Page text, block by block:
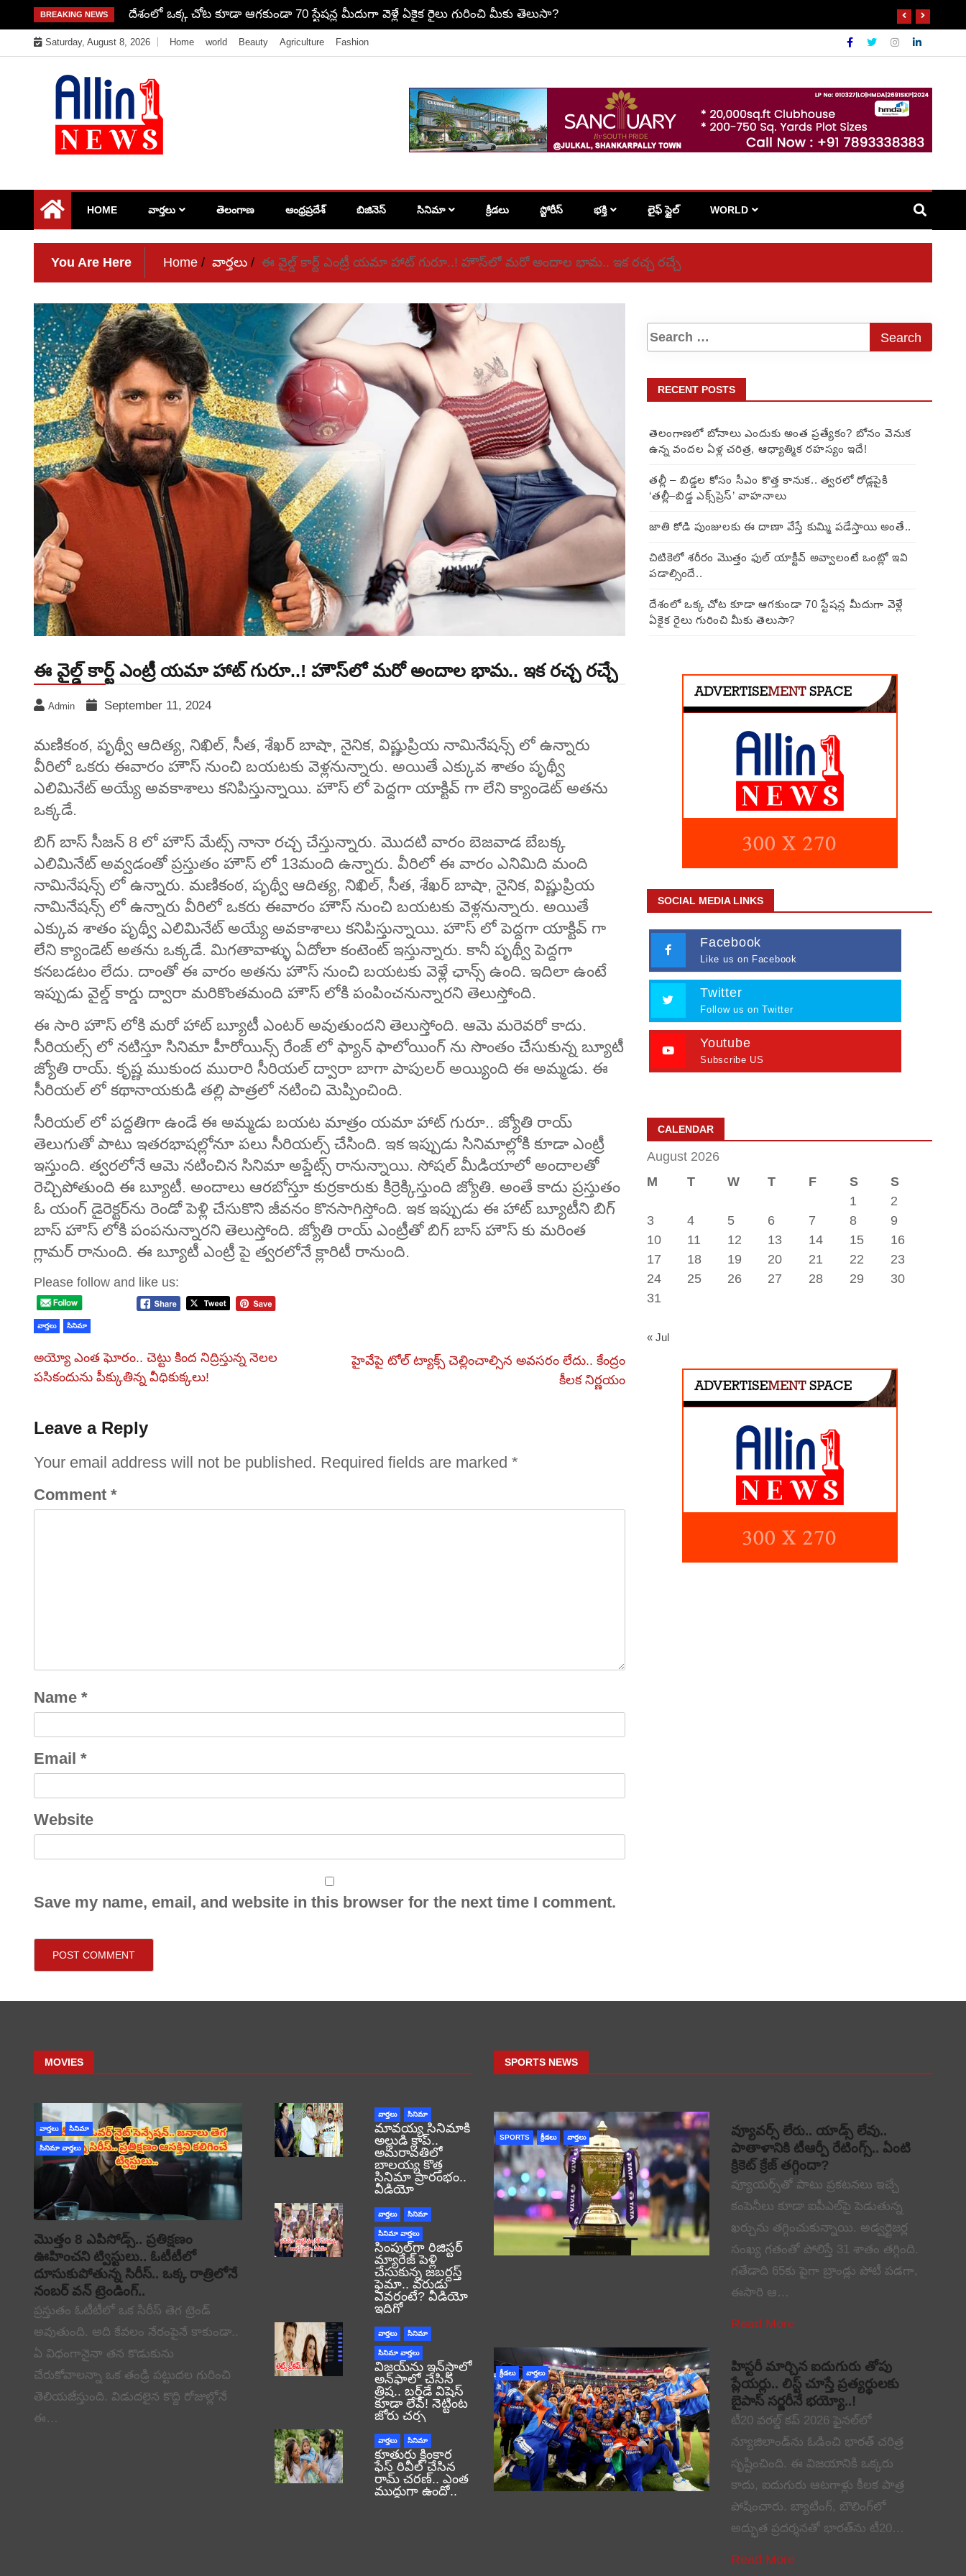
to
content
BREAKING NEWS దేశంలో ఒక్క చోట కూడా ఆగకుండా 70 స్టేషన్ల మీదుగా వెళ్లే ఏకైక రైలు గురించి మీకు తెలుసా?
Saturday, August 8, 2026 Home world Beauty Agriculture Fashion
HOME వార్తలు తెలంగాణ ఆంధ్రప్రదేశ్ బిజినెస్ సినిమా క్రీడలు స్టోరీస్ భక్తి లైఫ్ స్టైల్ WORLD
You Are Here Home వార్తలు ఈ వైల్డ్ కార్ట్ ఎంట్రీ యమా హాట్ గురూ..! హౌస్‌లో మరో అందాల భామ.. ఇక రచ్చ రచ్చే
ఈ వైల్డ్ కార్ట్ ఎంట్రీ యమా హాట్ గురూ..! హౌస్‌లో మరో అందాల భామ.. ఇక రచ్చ రచ్చే
Admin September 11, 2024
మణికంఠ, పృథ్వీ ఆదిత్య, నిఖిల్, సీత, శేఖర్ బాషా, నైనిక, విష్ణుప్రియ నామినేషన్స్ లో ఉన్నారు
వీరిలో ఒకరు ఈవారం హౌస్ నుంచి బయటకు వెళ్లనున్నారు. అయితే ఎక్కువ శాతం పృథ్వీ
ఎలిమినేట్ అయ్యే అవకాశాలు కనిపిస్తున్నాయి. హౌస్ లో పెద్దగా యాక్టివ్ గా లేని క్యాండెట్ అతను
ఒక్కడే.
బిగ్ బాస్ సీజన్ 8 లో హౌస్ మేట్స్ నానా రచ్చ చేస్తున్నారు. మొదటి వారం బెజవాడ బేబక్క
ఎలిమినేట్ అవ్వడంతో ప్రస్తుతం హౌస్ లో 13మంది ఉన్నారు. వీరిలో ఈ వారం ఎనిమిది మంది
నామినేషన్స్ లో ఉన్నారు. మణికంఠ, పృథ్వీ ఆదిత్య, నిఖిల్, సీత, శేఖర్ బాషా, నైనిక, విష్ణుప్రియ
నామినేషన్స్ లో ఉన్నారు వీరిలో ఒకరు ఈవారం హౌస్ నుంచి బయటకు వెళ్లనున్నారు. అయితే
ఎక్కువ శాతం పృథ్వీ ఎలిమినేట్ అయ్యే అవకాశాలు కనిపిస్తున్నాయి. హౌస్ లో పెద్దగా యాక్టివ్ గా
లేని క్యాండెట్ అతను ఒక్కడే. మిగతావాళ్ళు ఏదోలా కంటెంట్ ఇస్తున్నారు. కానీ పృథ్వీ పెద్దగా
కనబడటం లేదు. దాంతో ఈ వారం అతను హౌస్ నుంచి బయటకు వెళ్లే ఛాన్స్ ఉంది. ఇదిలా ఉంటే
ఇప్పుడు వైల్డ్ కార్డు ద్వారా మరికొంతమంది హౌస్ లోకి పంపించనున్నారని తెలుస్తోంది.
ఈ సారి హౌస్ లోకి మరో హాట్ బ్యూటీ ఎంటర్ అవుతుందని తెలుస్తోంది. ఆమె మరెవరో కాదు.
సీరియల్స్ లో నటిస్తూ సినిమా హీరోయిన్స్ రేంజ్ లో ఫ్యాన్ ఫాలోయింగ్ ను సొంతం చేసుకున్న బ్యూటీ
జ్యోతి రాయ్. కృష్ణ ముకుంద మురారి సీరియల్ ద్వారా బాగా పాపులర్ అయ్యింది ఈ అమ్మడు. ఈ
సీరియల్ లో కథానాయకుడి తల్లి పాత్రలో నటించి మెప్పించింది.
సీరియల్ లో పద్దతిగా ఉండే ఈ అమ్మడు బయట మాత్రం యమా హాట్ గురూ.. జ్యోతి రాయ్
తెలుగుతో పాటు ఇతరభాషల్లోనూ పలు సీరియల్స్ చేసింది. ఇక ఇప్పుడు సినిమాల్లోకి కూడా ఎంట్రీ
ఇస్తుంది. త్వరలోనే ఆమె నటించిన సినిమా అప్డేట్స్ రానున్నాయి. సోషల్ మీడియాలో అందాలతో
రెచ్చిపోతుంది ఈ బ్యూటీ. అందాలు ఆరబోస్తూ కుర్రకారుకు కిర్రెక్కిస్తుంది జ్యోతి. అంతే కాదు ప్రస్తుతం
ఓ యంగ్ డైరెక్టర్‌ను రెండో పెళ్లి చేసుకొని జీవనం కొనసాగిస్తోంది. ఇక ఇప్పుడు ఈ హాట్ బ్యూటీని బిగ్
బాస్ హౌస్ లోకి పంపనున్నారని తెలుస్తోంది. జ్యోతి రాయ్ ఎంట్రీతో బిగ్ బాస్ హౌస్ కు మరింత
గ్లామర్ రానుంది. ఈ బ్యూటీ ఎంట్రీ పై త్వరలోనే క్లారిటీ రానుంది.
Please follow and like us:
వార్తలు సినిమా
అయ్యో ఎంత ఘోరం.. చెట్టు కింద నిద్రిస్తున్న నెలల
పసికందును పీక్కుతిన్న వీధికుక్కలు!
హైవేపై టోల్ ట్యాక్స్ చెల్లించాల్సిన అవసరం లేదు.. కేంద్రం
కీలక నిర్ణయం
Leave a Reply
Your email address will not be published. Required fields are marked *
Comment *
Name *
Email *
Website
Save my name, email, and website in this browser for the next time I comment.
RECENT POSTS
తెలంగాణలో బోనాలు ఎందుకు అంత ప్రత్యేకం? బోనం వెనుక
ఉన్న వందల ఏళ్ల చరిత్ర, ఆధ్యాత్మిక రహస్యం ఇదే!
తల్లీ – బిడ్డల కోసం సీఎం కొత్త కానుక.. త్వరలో రోడ్లపైకి
‘తల్లీ–బిడ్డ ఎక్స్‌ప్రెస్’ వాహనాలు
జాతి కోడి పుంజులకు ఈ దాణా వేస్తే కుమ్మి పడేస్తాయి అంతే..
చిటికెలో శరీరం మొత్తం ఫుల్ యాక్టీవ్ అవ్వాలంటే ఒంట్లో ఇవి
పడాల్సిందే..
దేశంలో ఒక్క చోట కూడా ఆగకుండా 70 స్టేషన్ల మీదుగా వెళ్లే
ఏకైక రైలు గురించి మీకు తెలుసా?
SOCIAL MEDIA LINKS
Facebook
Like us on Facebook
Twitter
Follow us on Twitter
Youtube
Subscribe US
CALENDAR
August 2026
M
T W T F S
S
1
2
3
4 5 6 7 8
9
10
11 12 13 14 15
16
17
18 19 20 21 22
23
24
25 26 27 28 29
30
31
« Jul
MOVIES
వార్తలు సినిమా
సినిమా వార్తలు
మొత్తం 8 ఎపిసోడ్స్.. ప్రతిక్షణం
ఊహించని ట్విస్టులు.. ఓటీటీలో
దూసుకుపోతున్న సిరీస్.. ఒక్క రాత్రిలోనే
నంబర్ వన్ ట్రెండింగ్..
ప్రస్తుతం ఓటీటీలో ఒక సిరీస్ తెగ ట్రెండ్
అవుతుంది. అది కేవలం నేరంపైనే కాకుండా..
ఏ విధంగానైనా తన కొడుకును
చేరుకోవాలన్నా ఒక తండ్రి పట్టుదల గురించి
తెలియజేస్తుంది. విడుదలైన కొద్ది రోజుల్లోనే
ఈ…
వార్తలు సినిమా
మావయ్య సినిమాకి
అల్లుడి క్లాప్..
అమరావతిలో
బాలయ్య కొత్త
సినిమా ప్రారంభం..
వీడియో
వార్తలు సినిమా
సినిమా వార్తలు
సింపుల్‌గా రిజిస్టర్‌
మ్యారేజ్ పెళ్లి
చేసుకున్న జబర్దస్త్
ఫైమా.. వరుడు
ఎవరంటే? వీడియో
ఇదిగో
వార్తలు సినిమా
సినిమా వార్తలు
విజయ్‌ను ఇన్‌స్టాలో
అన్‌ఫాలో చేసిన
త్రిష.. బర్త్‌డే విషెస్
కూడా లేవ్! నెట్టింట
జోరు చర్చ
వార్తలు సినిమా
కూతురు క్లింకార
ఫేస్ రివీల్ చేసిన
రామ్ చరణ్.. ఎంత
ముద్దుగా ఉందో..
SPORTS NEWS
SPORTS క్రీడలు వార్తలు
వ్యూవర్స్ లేరు.. యాడ్స్ లేవు..
పాతాళానికి టీఆర్పీ రేటింగ్స్.. ఏంటి
క్రికెట్ క్రేజ్ తగ్గిందా?
వ్యూయర్స్‌తో పాటు ప్రకటనలు ఇచ్చే
కంపెనీలు కూడా ఐపీఎల్‌పై పెడుతున్న
ఖర్చును తగ్గించుకున్నాయి. అడ్వర్టైజర్ల
సంఖ్య గతంతో పోలిస్తే 31 శాతం తగ్గింది.
గతేడాది 65కు పైగా బ్రాండ్లు పోటీ పడగా,
ఈసారి ఆ…
Read More
క్రీడలు వార్తలు
హిస్టరీ మార్చిన ఐదుగురు తోపు
ప్లేయర్లు.. లిస్ట్ చూస్తే ప్రత్యర్థులకు
బైపాస్ సర్జరీనే భయ్యో..!
టీ20 వరల్డ్ కప్ 2026 ఫైనల్‌లో
న్యూజిలాండ్‌ను ఓడించి భారత్ చరిత్ర
సృష్టించింది. ఈ విజయానికి ఒక్కరు
కాదు, ఐదుగురు ఆటగాళ్లు కీలక పాత్ర
పోషించారు. బ్యాటింగ్, బౌలింగ్‌లో
అద్భుత ప్రదర్శనతో భారత్‌ను టీ20…
Read More